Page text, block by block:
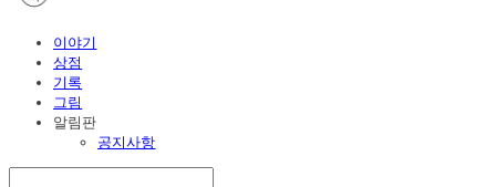
이야기
상점
기록
그림
알림판
공지사항